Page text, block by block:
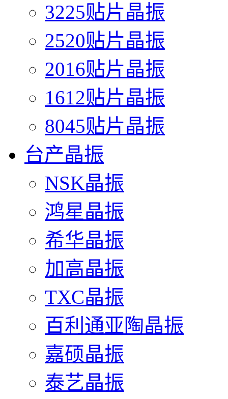
3225贴片晶振
2520贴片晶振
2016贴片晶振
1612贴片晶振
8045贴片晶振
台产晶振
NSK晶振
鸿星晶振
希华晶振
加高晶振
TXC晶振
百利通亚陶晶振
嘉硕晶振
泰艺晶振